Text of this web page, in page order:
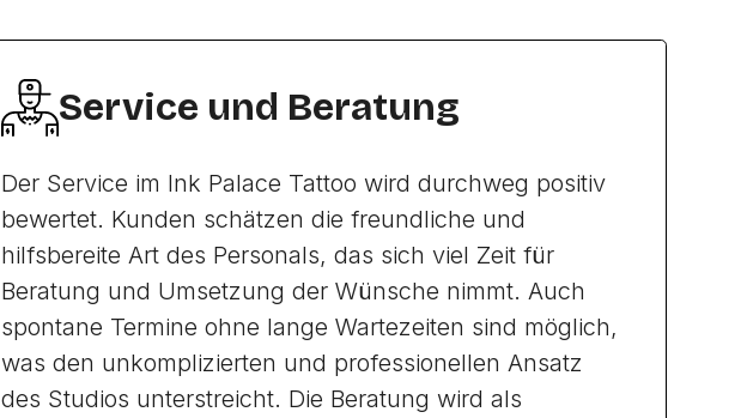
Service und Beratung
Der Service im Ink Palace Tattoo wird durchweg positiv
bewertet. Kunden schätzen die freundliche und
hilfsbereite Art des Personals, das sich viel Zeit für
Beratung und Umsetzung der Wünsche nimmt. Auch
spontane Termine ohne lange Wartezeiten sind möglich,
was den unkomplizierten und professionellen Ansatz
des Studios unterstreicht. Die Beratung wird als